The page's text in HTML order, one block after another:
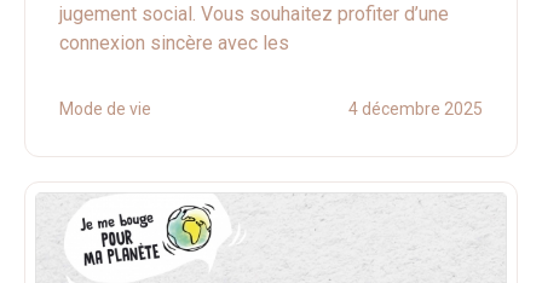
jugement social. Vous souhaitez profiter d’une
connexion sincère avec les
Mode de vie 4 décembre 2025